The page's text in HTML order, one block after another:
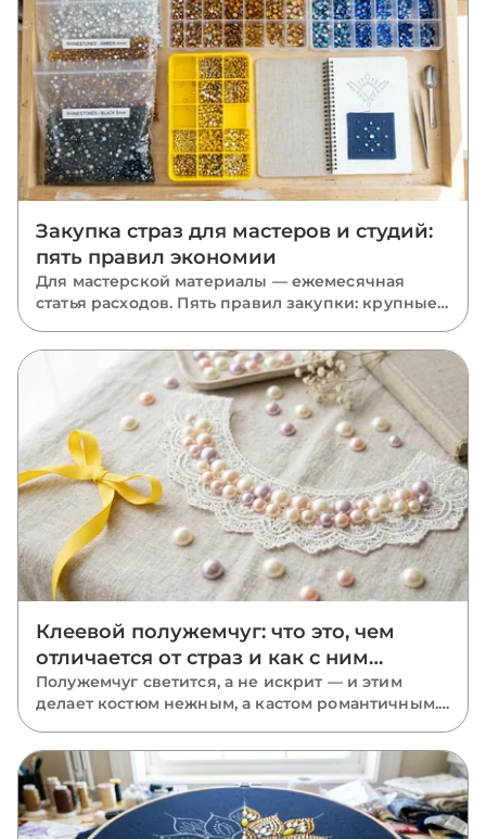
Закупка страз для мастеров и студий:
пять правил экономии
Для мастерской материалы — ежемесячная
статья расходов. Пять правил закупки: крупные
там, где он уместен, и одна партия на проект.
Клеевой полужемчуг: что это, чем
отличается от страз и как с ним
работать
Полужемчуг светится, а не искрит — и этим
делает костюм нежным, а кастом романтичным.
выигрывают у страз, как их клеить и с чем
сочетать.